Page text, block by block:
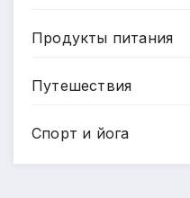
Продукты питания
Путешествия
Спорт и йога